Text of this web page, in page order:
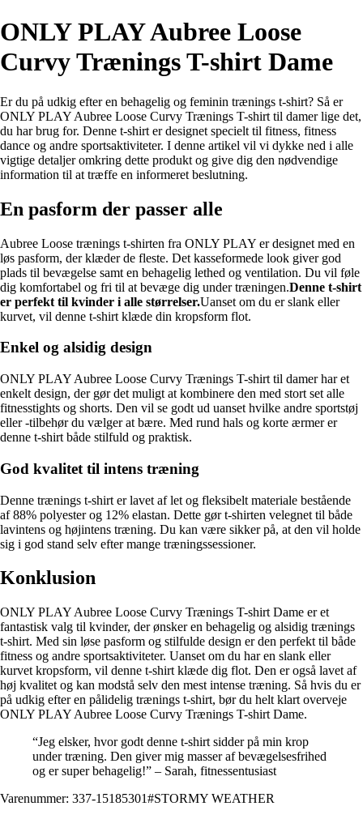
ONLY PLAY Aubree Loose
Curvy Trænings T-shirt Dame
Er du på udkig efter en behagelig og feminin trænings t-shirt? Så er
ONLY PLAY Aubree Loose Curvy Trænings T-shirt til damer lige det,
du har brug for. Denne t-shirt er designet specielt til fitness, fitness
dance og andre sportsaktiviteter. I denne artikel vil vi dykke ned i alle
vigtige detaljer omkring dette produkt og give dig den nødvendige
information til at træffe en informeret beslutning.
En pasform der passer alle
Aubree Loose trænings t-shirten fra ONLY PLAY er designet med en
løs pasform, der klæder de fleste. Det kasseformede look giver god
plads til bevægelse samt en behagelig lethed og ventilation. Du vil føle
dig komfortabel og fri til at bevæge dig under træningen.Denne t-shirt
er perfekt til kvinder i alle størrelser.Uanset om du er slank eller
kurvet, vil denne t-shirt klæde din kropsform flot.
Enkel og alsidig design
ONLY PLAY Aubree Loose Curvy Trænings T-shirt til damer har et
enkelt design, der gør det muligt at kombinere den med stort set alle
fitnesstights og shorts. Den vil se godt ud uanset hvilke andre sportstøj
eller -tilbehør du vælger at bære. Med rund hals og korte ærmer er
denne t-shirt både stilfuld og praktisk.
God kvalitet til intens træning
Denne trænings t-shirt er lavet af let og fleksibelt materiale bestående
af 88% polyester og 12% elastan. Dette gør t-shirten velegnet til både
lavintens og højintens træning. Du kan være sikker på, at den vil holde
sig i god stand selv efter mange træningssessioner.
Konklusion
ONLY PLAY Aubree Loose Curvy Trænings T-shirt Dame er et
fantastisk valg til kvinder, der ønsker en behagelig og alsidig trænings
t-shirt. Med sin løse pasform og stilfulde design er den perfekt til både
fitness og andre sportsaktiviteter. Uanset om du har en slank eller
kurvet kropsform, vil denne t-shirt klæde dig flot. Den er også lavet af
høj kvalitet og kan modstå selv den mest intense træning. Så hvis du er
på udkig efter en pålidelig trænings t-shirt, bør du helt klart overveje
ONLY PLAY Aubree Loose Curvy Trænings T-shirt Dame.
“Jeg elsker, hvor godt denne t-shirt sidder på min krop
under træning. Den giver mig masser af bevægelsesfrihed
og er super behagelig!” – Sarah, fitnessentusiast
Varenummer: 337-15185301#STORMY WEATHER